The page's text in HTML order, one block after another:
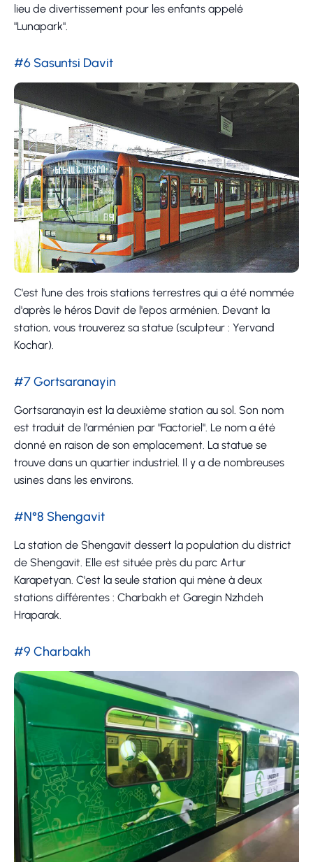
lieu de divertissement pour les enfants appelé
"Lunapark".
#6 Sasuntsi Davit
C'est l'une des trois stations terrestres qui a été nommée
d'après le héros Davit de l'epos arménien. Devant la
station, vous trouverez sa statue (sculpteur : Yervand
Kochar).
#7 Gortsaranayin
Gortsaranayin est la deuxième station au sol. Son nom
est traduit de l'arménien par "Factoriel". Le nom a été
donné en raison de son emplacement. La statue se
trouve dans un quartier industriel. Il y a de nombreuses
usines dans les environs.
#N°8 Shengavit
La station de Shengavit dessert la population du district
de Shengavit. Elle est située près du parc Artur
Karapetyan. C'est la seule station qui mène à deux
stations différentes : Charbakh et Garegin Nzhdeh
Hraparak.
#9 Charbakh